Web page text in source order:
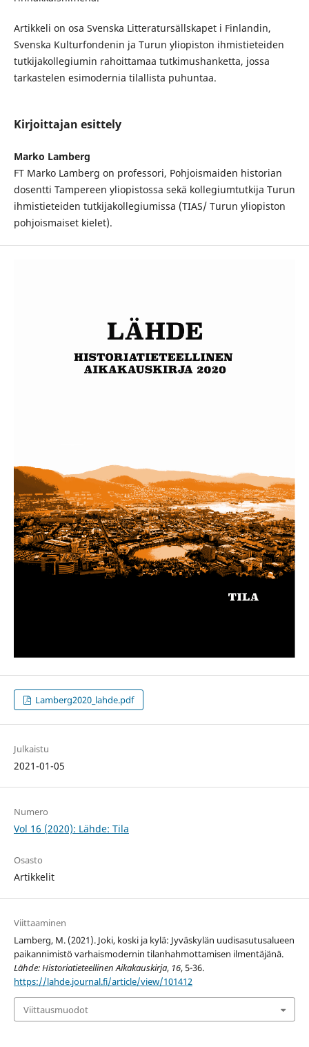
Artikkeli on osa Svenska Litteratursällskapet i Finlandin,
Svenska Kulturfondenin ja Turun yliopiston ihmistieteiden
tutkijakollegiumin rahoittamaa tutkimushanketta, jossa
tarkastelen esimodernia tilallista puhuntaa.
Kirjoittajan esittely
Marko Lamberg
FT Marko Lamberg on professori, Pohjoismaiden historian
dosentti Tampereen yliopistossa sekä kollegiumtutkija Turun
ihmistieteiden tutkijakollegiumissa (TIAS/ Turun yliopiston
pohjoismaiset kielet).
Lamberg2020_lahde.pdf
Julkaistu
2021-01-05
Numero
Vol 16 (2020): Lähde: Tila
Osasto
Artikkelit
Viittaaminen
Lamberg, M. (2021). Joki, koski ja kylä: Jyväskylän uudisasutusalueen
paikannimistö varhaismodernin tilanhahmottamisen ilmentäjänä.
Lähde: Historiatieteellinen Aikakauskirja, 16, 5-36.
https://lahde.journal.fi/article/view/101412
Viittausmuodot